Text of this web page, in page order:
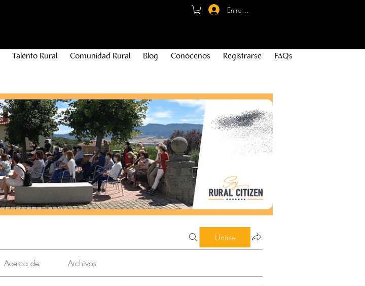
Entrar - Registro
Talento Rural Comunidad Rural Blog Conócenos Registrarse FAQs
Unirse
Acerca de Archivos